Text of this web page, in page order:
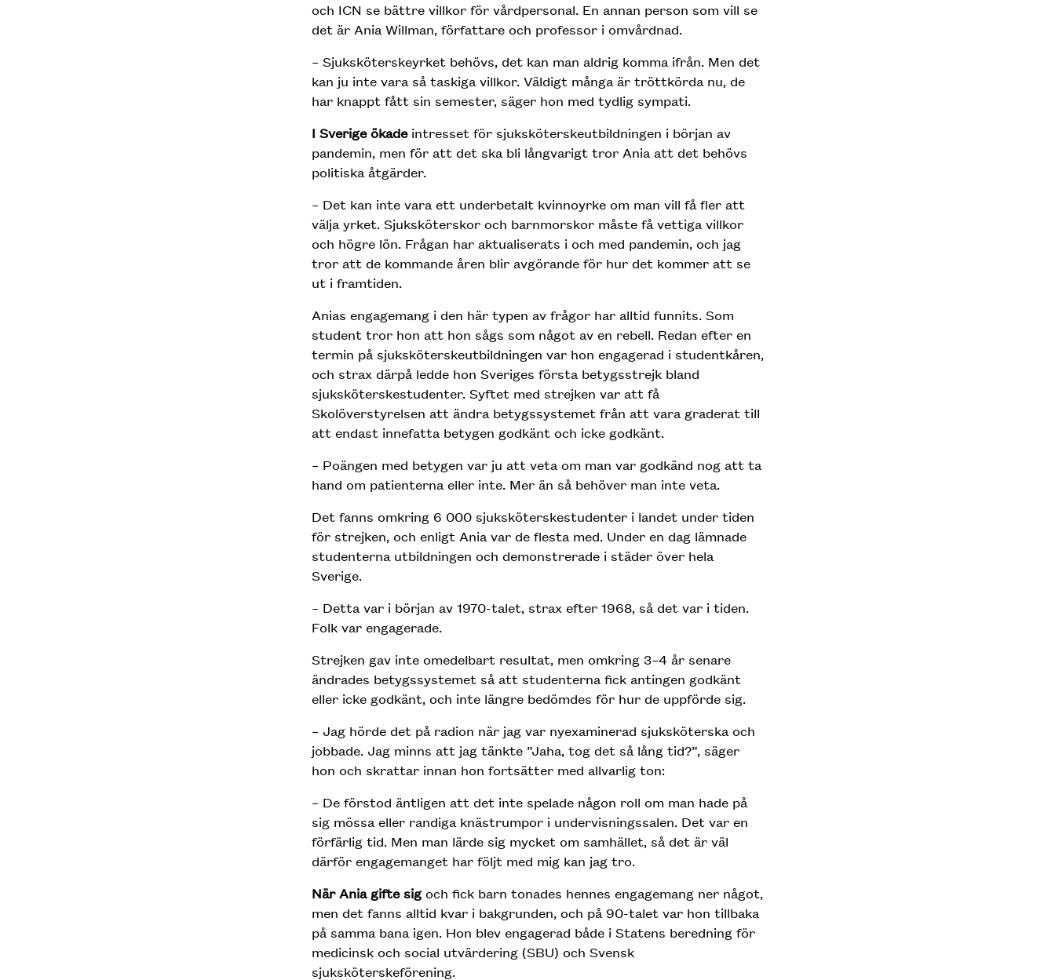
och ICN se bättre villkor för vårdpersonal. En annan person som vill se
det är Ania Willman, författare och professor i omvårdnad.
– Sjuksköterskeyrket behövs, det kan man aldrig komma ifrån. Men det
kan ju inte vara så taskiga villkor. Väldigt många är tröttkörda nu, de
har knappt fått sin semester, säger hon med tydlig sympati.
I Sverige ökade intresset för sjuksköterskeutbildningen i början av
pandemin, men för att det ska bli långvarigt tror Ania att det behövs
politiska åtgärder.
– Det kan inte vara ett underbetalt kvinnoyrke om man vill få fler att
välja yrket. Sjuksköterskor och barnmorskor måste få vettiga villkor
och högre lön. Frågan har aktualiserats i och med pandemin, och jag
tror att de kommande åren blir avgörande för hur det kommer att se
ut i framtiden.
Anias engagemang i den här typen av frågor har alltid funnits. Som
student tror hon att hon sågs som något av en rebell. Redan efter en
termin på sjuksköterskeutbildningen var hon engagerad i studentkåren,
och strax därpå ledde hon Sveriges första betygsstrejk bland
sjuksköterskestudenter. Syftet med strejken var att få
Skolöverstyrelsen att ändra betygssystemet från att vara graderat till
att endast innefatta betygen godkänt och icke godkänt.
– Poängen med betygen var ju att veta om man var godkänd nog att ta
hand om patienterna eller inte. Mer än så behöver man inte veta.
Det fanns omkring 6 000 sjuksköterskestudenter i landet under tiden
för strejken, och enligt Ania var de flesta med. Under en dag lämnade
studenterna utbildningen och demonstrerade i städer över hela
Sverige.
– Detta var i början av 1970-talet, strax efter 1968, så det var i tiden.
Folk var engagerade.
Strejken gav inte omedelbart resultat, men omkring 3–4 år senare
ändrades betygssystemet så att studenterna fick antingen godkänt
eller icke godkänt, och inte längre bedömdes för hur de uppförde sig.
– Jag hörde det på radion när jag var nyexaminerad sjuksköterska och
jobbade. Jag minns att jag tänkte ”Jaha, tog det så lång tid?”, säger
hon och skrattar innan hon fortsätter med allvarlig ton:
– De förstod äntligen att det inte spelade någon roll om man hade på
sig mössa eller randiga knästrumpor i undervisningssalen. Det var en
förfärlig tid. Men man lärde sig mycket om samhället, så det är väl
därför engagemanget har följt med mig kan jag tro.
När Ania gifte sigoch fick barn tonades hennes engagemang ner något,
men det fanns alltid kvar i bakgrunden, och på 90-talet var hon tillbaka
på samma bana igen. Hon blev engagerad både i Statens beredning för
medicinsk och social utvärdering (SBU) och Svensk
sjuksköterskeförening.